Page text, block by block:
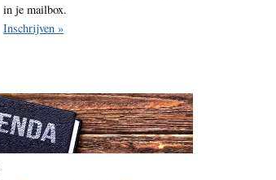
in je mailbox.
Inschrijven »